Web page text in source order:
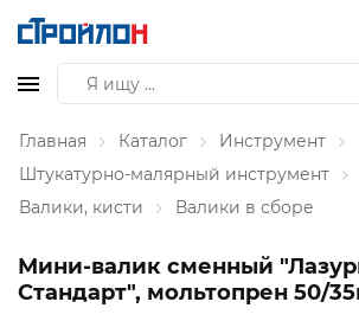
Главная Каталог
Инструмент
Штукатурно-малярный инструмент
Валики, кисти
Валики в сборе
Мини-валик сменный
Стандарт", мольтопрен 50/